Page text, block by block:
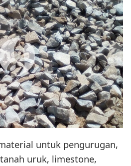
untuk pengurugan,
uruk, limestone,